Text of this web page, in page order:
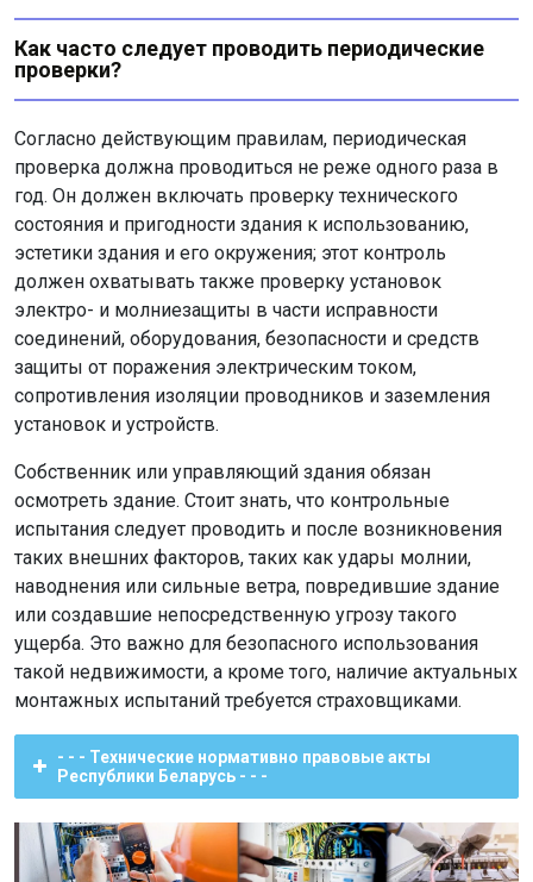
Как часто следует проводить периодические
проверки?
Согласно действующим правилам, периодическая
проверка должна проводиться не реже одного раза в
год. Он должен включать проверку технического
состояния и пригодности здания к использованию,
эстетики здания и его окружения; этот контроль
должен охватывать также проверку установок
электро- и молниезащиты в части исправности
соединений, оборудования, безопасности и средств
защиты от поражения электрическим током,
сопротивления изоляции проводников и заземления
установок и устройств.
Собственник или управляющий здания обязан
осмотреть здание. Стоит знать, что контрольные
испытания следует проводить и после возникновения
таких внешних факторов, таких как удары молнии,
наводнения или сильные ветра, повредившие здание
или создавшие непосредственную угрозу такого
ущерба. Это важно для безопасного использования
такой недвижимости, а кроме того, наличие актуальных
монтажных испытаний требуется страховщиками.
- - - Технические нормативно правовые акты
Республики Беларусь - - -